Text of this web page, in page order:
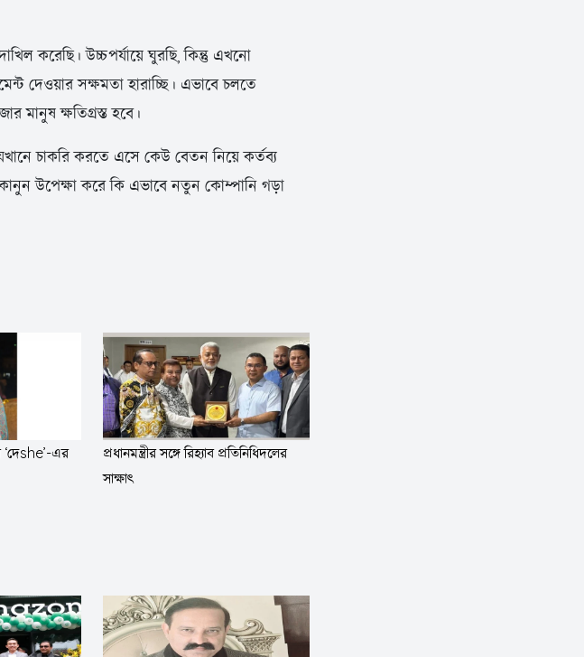
করেছি। উচ্চপর্যায়ে ঘুরছি, কিন্তু এখনো
দেওয়ার সক্ষমতা হারাচ্ছি। এভাবে চলতে
মানুষ ক্ষতিগ্রস্ত হবে।
চাকরি করতে এসে কেউ বেতন নিয়ে কর্তব্য
উপেক্ষা করে কি এভাবে নতুন কোম্পানি গড়া
‘দেshe’-এর
প্রধানমন্ত্রীর সঙ্গে রিহ্যাব প্রতিনিধিদলের
সাক্ষাৎ